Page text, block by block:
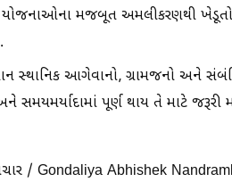
મજબૂત અમલીકરણથી
સ્થાનિક આગેવાનો, ગ્રામજનો અને
સમયમર્યાદામાં પૂર્ણ થાય તે માટે
/ Gondaliya Abhishek